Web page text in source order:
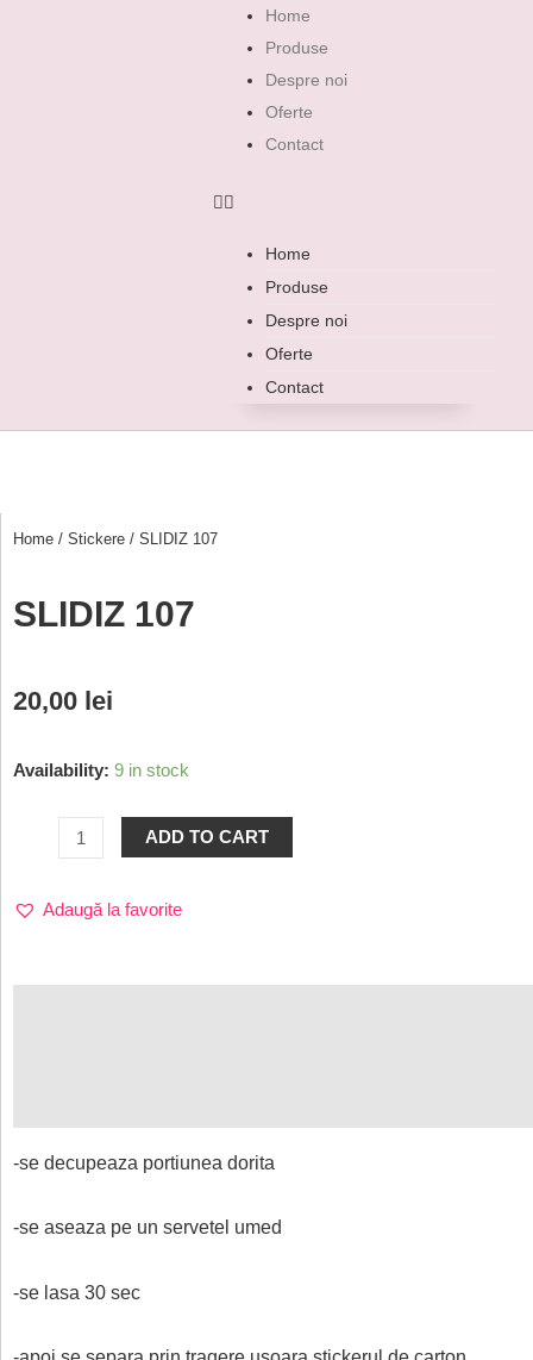
Home
Produse
Despre noi
Oferte
Contact
Home
Produse
Despre noi
Oferte
Contact
Home / Stickere / SLIDIZ 107
SLIDIZ 107
20,00 lei
Availability: 9 in stock
ADD TO CART
Adaugă la favorite
-se decupeaza portiunea dorita
-se aseaza pe un servetel umed
-se lasa 30 sec